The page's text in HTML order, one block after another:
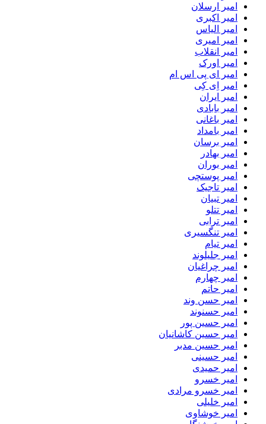
امیر ارسلان
امیر اکبری
امیر الیاس
امیر امیری
امیر انقلاب
امیر اورک
امیر ای پی اس ام
امیر اِی کِی
امیر ایران
امیر بابادی
امیر باغانی
امیر بامداد
امیر برسان
امیر بهادر
امیر بوران
امیر پوستچی
امیر تاجیک
امیر تبیان
امیر تتلو
امیر ترابی
امیر تنگسیری
امیر تیام
امیر جلیلوند
امیر چراغیان
امیر چهارم
امیر حاتم
امیر حسن وند
امیر حسنوند
امیر حسین پور
امیر حسین کاشانیان
امیر حسین مدبر
امیر حسینی
امیر حمیدی
امیر خسرو
امیر خسرو مرادی
امیر خلیلی
امیر خوشاوی